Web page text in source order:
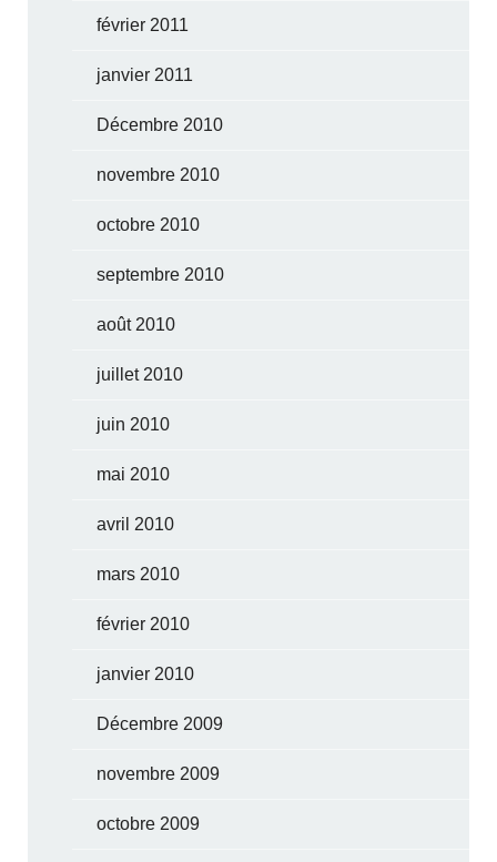
février 2011
janvier 2011
Décembre 2010
novembre 2010
octobre 2010
septembre 2010
août 2010
juillet 2010
juin 2010
mai 2010
avril 2010
mars 2010
février 2010
janvier 2010
Décembre 2009
novembre 2009
octobre 2009